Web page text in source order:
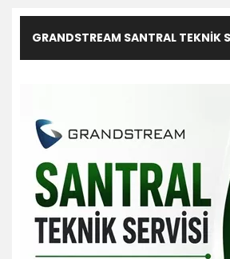
GRANDSTREAM SANTRAL TEKNIK